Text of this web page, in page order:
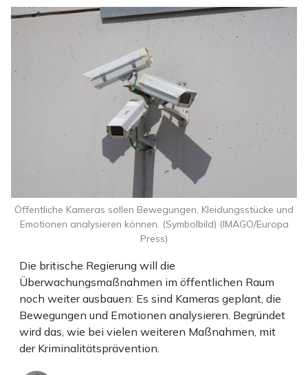
Die britische Regierung will die
Überwachungsmaßnahmen im öffentlichen Raum
noch weiter ausbauen: Es sind Kameras geplant, die
Bewegungen und Emotionen analysieren. Begründet
wird das, wie bei vielen weiteren Maßnahmen, mit
der Kriminalitätsprävention.
Öffentliche Kameras sollen Bewegungen, Kleidungsstücke und
Emotionen analysieren können. (Symbolbild) (IMAGO/Europa
Press)